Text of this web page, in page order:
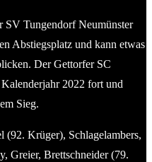
SV Tungendorf Neumünster
Abstiegsplatz und kann etwas
Der Gettorfer SC
2022 fort und
Sieg.
(92. Krüger), Schlagelambers,
Greier, Brettschneider (79.